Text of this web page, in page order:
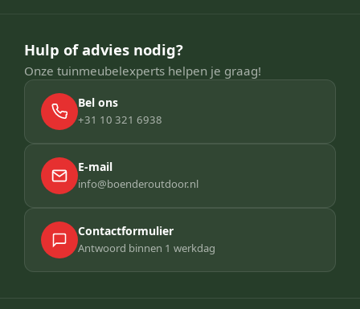
Hulp of advies nodig?
Onze tuinmeubelexperts helpen je graag!
Bel ons
+31 10 321 6938
E-mail
info@boenderoutdoor.nl
Contactformulier
Antwoord binnen 1 werkdag